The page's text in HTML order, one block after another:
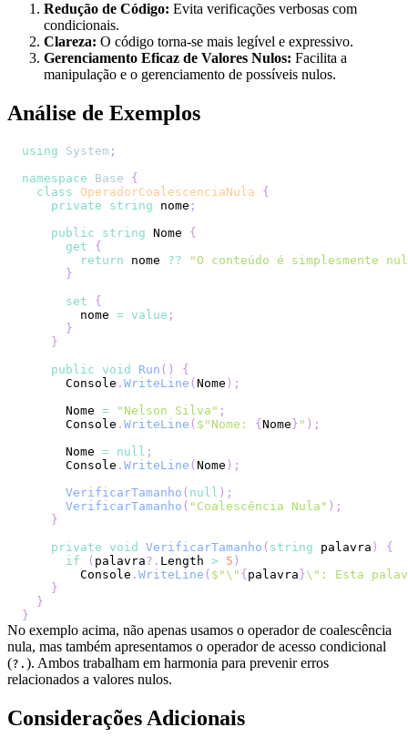
Redução de Código: Evita verificações verbosas com
condicionais.
Clareza: O código torna-se mais legível e expressivo.
Gerenciamento Eficaz de Valores Nulos: Facilita a
manipulação e o gerenciamento de possíveis nulos.
Análise de Exemplos
using System ;
namespace
Base
{
class OperadorCoalescenciaNula
{
private
string nome ;
public
string Nome {
get
{
return nome ??
"O conteúdo é simplesmente
}
set
{
        nome
= value ;
}
}
public
void Run ( )
{
      Console
. WriteLine ( Nome ) ;
      Nome
= "Nelson Silva" ;
      Console
. WriteLine ( $"Nome: { Nome } " ) ;
      Nome
= null ;
      Console
. WriteLine ( Nome ) ;
VerificarTamanho ( null ) ;
VerificarTamanho ( "Coalescência Nula" ) ;
}
private
void VerificarTamanho ( string palavra )
{
if
( palavra?. Length > 5 )
        Console
. WriteLine ( $"\" { palavra }\": Esta
}
}
}
No exemplo acima, não apenas usamos o operador de coalescência
nula, mas também apresentamos o operador de acesso condicional
(?. ). Ambos trabalham em harmonia para prevenir erros
relacionados a valores nulos.
Considerações Adicionais